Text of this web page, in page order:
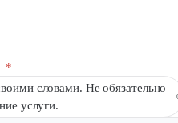
*
словами. Не обязательно
услуги.